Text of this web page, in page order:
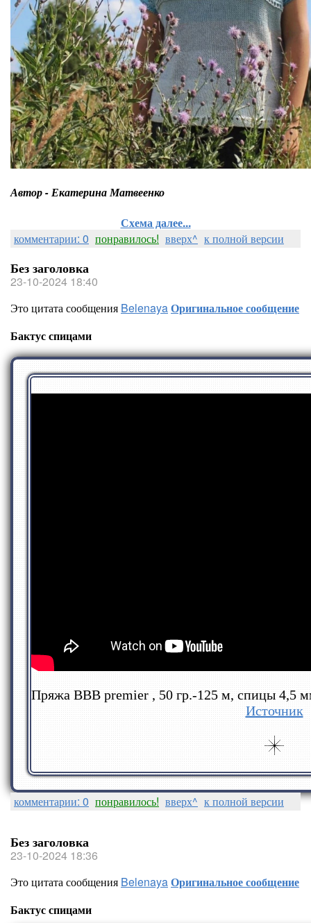
Автор - Екатерина Матвеенко
Схема далее...
комментарии: 0 понравилось! вверх^ к полной версии
Без заголовка
23-10-2024 18:40
Это цитата сообщения BelenayaОригинальное сообщение
Бактус спицами
Пряжа ВВВ premier , 50 гр.-125 м, спицы 4,5
Источник
комментарии: 0 понравилось! вверх^ к полной версии
Без заголовка
23-10-2024 18:36
Это цитата сообщения BelenayaОригинальное сообщение
Бактус спицами